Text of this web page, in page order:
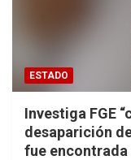
ESTADO
Investiga FGE
desaparición
fue encontrada